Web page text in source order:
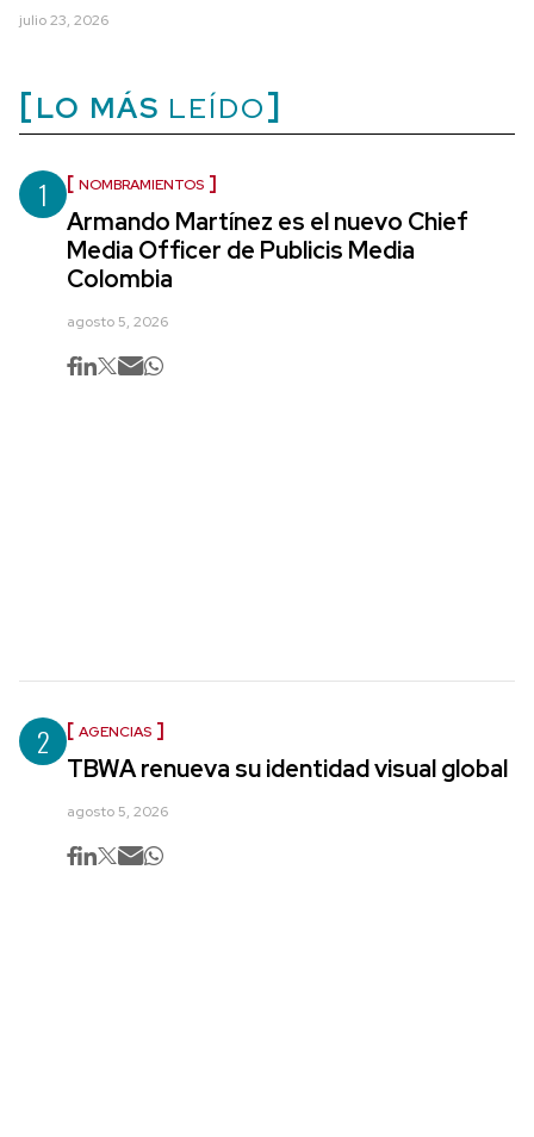
julio 23, 2026
LO MÁS LEÍDO
1 NOMBRAMIENTOS
Armando Martínez es el nuevo Chief
Media Officer de Publicis Media
Colombia
agosto 5, 2026
2 AGENCIAS
TBWA renueva su identidad visual global
agosto 5, 2026